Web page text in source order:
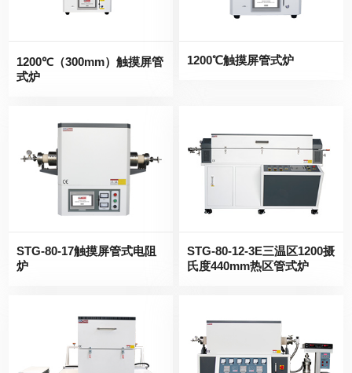
1200℃（300mm）触摸屏管
式炉
1200℃触摸屏管式炉
STG-80-17触摸屏管式电阻
炉
STG-80-12-3E三温区1200摄
氏度440mm热区管式炉